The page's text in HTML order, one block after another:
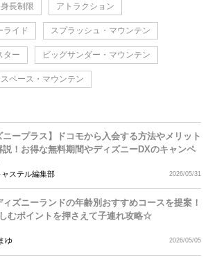
身長制限 アトラクション
ライド スプラッシュ・マウンテン
ター ビッグサンダー・マウンテン
スペース・マウンテン
ニープラス】ドコモから入会する方法やメリット
説！お得な無料期間やディズニーDXのキャンペ
ャステル編集部 2026/05/31
ズニーランドの年齢別おすすめコースを提案！
むポイントを押さえて子連れ攻略☆
ゆ 2026/05/05